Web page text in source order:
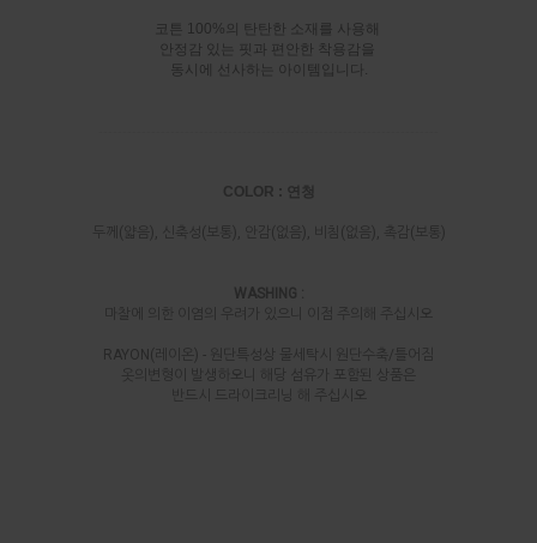
코튼 100%의 탄탄한 소재를 사용해
안정감 있는 핏과 편안한 착용감을
동시에 선사하는 아이템입니다.
COLOR : 연청
두께(얇음), 신축성(보통 ), 안감(없음), 비침(없음), 촉감(보통)
WASHING :
마찰에 의한 이염의 우려가 있으니 이점 주의해 주십시오
RAYON(레이온) - 원단특성상 물세탁시 원단수축/틀어짐
옷의변형이 발생하오니 해당 섬유가 포함된 상품은
반드시 드라이크리닝 해 주십시오